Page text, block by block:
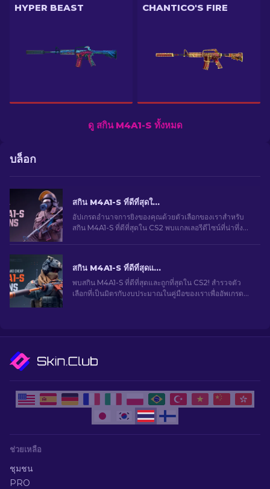
HYPER BEAST CHANTICO'S FIRE
ดู สกิน M4A1-S ทั้งหมด
บล็อก
สกิน M4A1-S ที่ดีที่สุดใน CS2 [2026]
อัปเกรดอำนาจการยิงของคุณด้วยตัวเลือกของเราสำหรับ
สกิน M4A1-S ที่ดีที่สุดใน CS2 พบแกลเลอรีดีไซน์ที่น่าทึ่ง
สกิน M4A1-S ที่ดีที่สุดและราคาถูกใน CS2 [2026]
พบสกิน M4A1-S ที่ดีที่สุดและถูกที่สุดใน CS2! สํารวจตัว
เลือกที่เป็นมิตรกับงบประมาณในคู่มือของเราเพื่ออัพเกรด
ช่วยเหลือ
ชุมชน
PRO